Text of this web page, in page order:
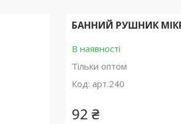
БАННИЙ РУШНИК
В наявності
Тільки оптом
Код: арт.240
92 ₴